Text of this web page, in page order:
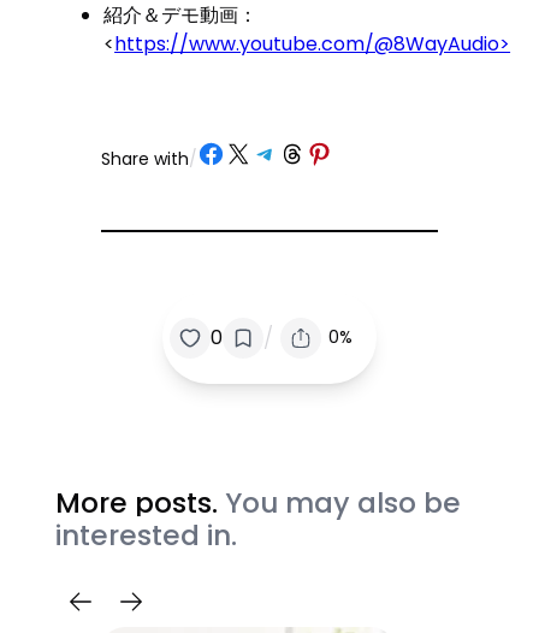
紹介＆デモ動画：
<https://www.youtube.com/@8WayAudio>
Share with/ Share on Facebook
Share on X Share on Telegram
Share on Threads
Share on Pinterest
0 / 0%
More posts. You may also be
interested in.